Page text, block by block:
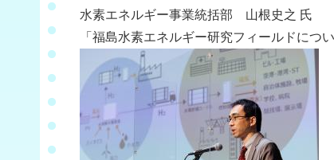
水素エネルギー事業統括部 山根史之
「福島水素エネルギー研究フィールドに